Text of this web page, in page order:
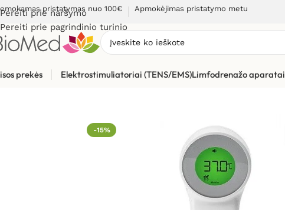
Pereiti prie naršymo
Pereiti prie pagrindinio turinio
pristatymas nuo 100€ Apmokėjimas pristatymo metu
prekės Elektrostimuliatoriai (TENS/EMS)Limfodrenažo aparatai
Sveikatos priežiūrai
-15%